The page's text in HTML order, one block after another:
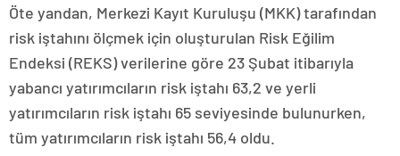
Öte yandan, Merkezi Kayıt Kuruluşu (MKK) tarafından
risk iştahını ölçmek için oluşturulan Risk Eğilim
Endeksi (REKS) verilerine göre 23 Şubat itibarıyla
yabancı yatırımcıların risk iştahı 63,2 ve yerli
yatırımcıların risk iştahı 65 seviyesinde bulunurken,
tüm yatırımcıların risk iştahı 56,4 oldu.